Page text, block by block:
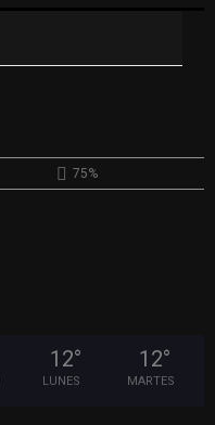
75%
12°
LUNES
12°
MARTES